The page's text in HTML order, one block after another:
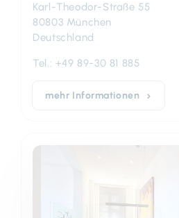
Karl-Theodor-Straße 55
80803 München
Deutschland
Tel.: +49 89-30 81 885
mehr Informationen